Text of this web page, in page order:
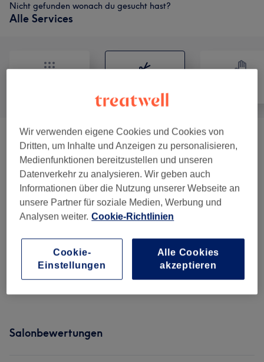
Nicht gefunden wonach du gesucht hast?
Alle Services
Herren - Haarschnitte & Stylings ( 4) ab 15 €
Kinder - Haarschnitte & Stylings (2 ) ab 25 €
Damen - Haarschnitte & Stylings (3 ) ab 35 €
Damen - Farbe & Coloration ab 52 €
Salonbewertungen
Wir verwenden eigene Cookies und Cookies von
Dritten, um Inhalte und Anzeigen zu personalisieren,
Medienfunktionen bereitzustellen und unseren
Datenverkehr zu analysieren. Wir geben auch
Informationen über die Nutzung unserer Webseite an
unsere Partner für soziale Medien, Werbung und
Analysen weiter. Cookie-Richtlinien
Cookie-
Einstellungen
Alle Cookies
akzeptieren